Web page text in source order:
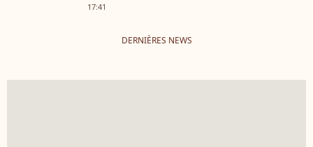
17:41
DERNIÈRES NEWS